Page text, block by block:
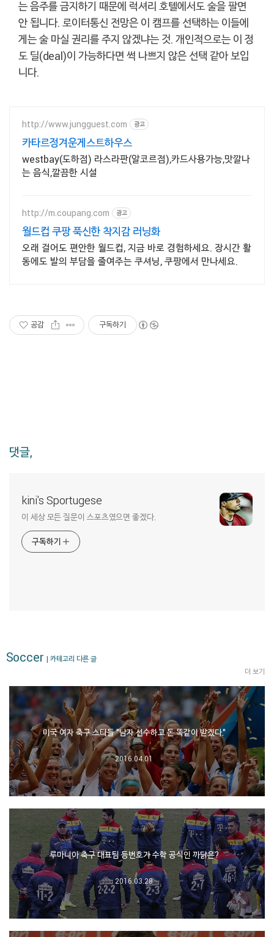
는 음주를 금지하기 때문에 럭셔리 호텔에서도 술을 팔면
안 됩니다. 로이터통신 전망은 이 캠프를 선택하는 이들에
게는 술 마실 권리를 주지 않겠냐는 것. 개인적으로는 이 정
도 딜(deal)이 가능하다면 썩 나쁘지 않은 선택 같아 보입
니다.
http://www.jungguest.com 광고
카타르정겨운게스트하우스
westbay(도하점) 라스라판(알코르점),카드사용가능,맛깔나
는 음식,깔끔한 시설
http://m.coupang.com 광고
월드컵 쿠팡 푹신한 착지감 러닝화
오래 걸어도 편안한 월드컵, 지금 바로 경험하세요. 장시간 활
동에도 발의 부담을 줄여주는 쿠셔닝, 쿠팡에서 만나세요.
공감 구독하기
댓글,
kini's Sportugese
이 세상 모든 질문이 스포츠였으면 좋겠다.
구독하기
Soccer | 카테고리 다른 글
더 보기
미국 여자 축구 스타들 "남자 선수하고 돈 똑같이 받겠다."
2016.04.01
루마니아 축구 대표팀 등번호가 수학 공식인 까닭은?
2016.03.28